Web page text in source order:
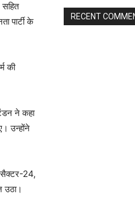
पार्टी के
की
ने कहा
उन्होंने
24,
उठा।
RECENT